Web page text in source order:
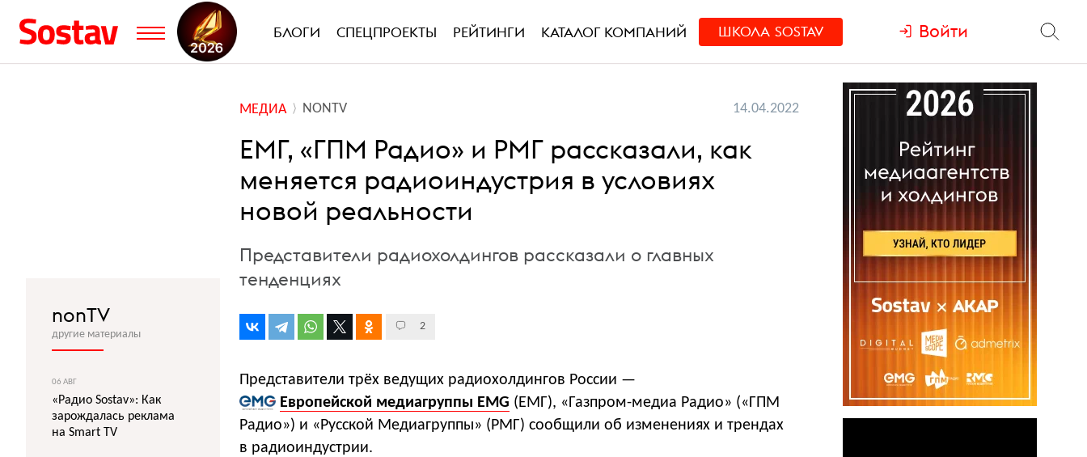
БЛОГИ СПЕЦПРОЕКТЫ РЕЙТИНГИ КАТАЛОГ КОМПАНИЙ ШКОЛА SOSTAV Войти
МЕДИА NONTV 14.04.2022
ЕМГ, «ГПМ Радио» и РМГ рассказали, как
меняется радиоиндустрия в условиях
новой реальности
Представители радиохолдингов рассказали о главных
тенденциях
2
Представители трёх ведущих радиохолдингов России —
Европейской медиагруппы EMG (ЕМГ), «Газпром-медиа Радио» («ГПМ
Радио») и «Русской Медиагруппы» (РМГ) сообщили об изменениях и трендах
в радиоиндустрии.
nonTV
другие материалы
06 АВГ
«Радио Sostav»: Как
зарождалась реклама
на Smart TV